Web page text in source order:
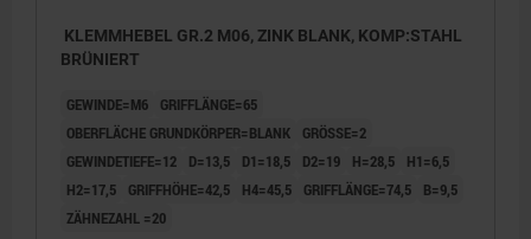
KLEMMHEBEL GR.2 M06, ZINK BLANK, KOMP:STAHL
BRÜNIERT
GEWINDE=M6
GRIFFLÄNGE=65
OBERFLÄCHE GRUNDKÖRPER=BLANK
GRÖSSE=2
GEWINDETIEFE=12
D=13,5 D1=18,5 D2=19 H=28,5
H1=6,5
H2=17,5
GRIFFHÖHE=42,5 H4=45,5 GRIFFLÄNGE=74,5
B=9,5
ZÄHNEZAHL =20